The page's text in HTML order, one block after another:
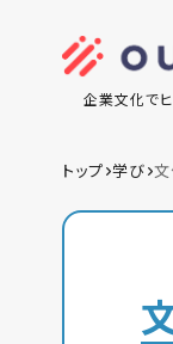
企業文化で
トップ 学び